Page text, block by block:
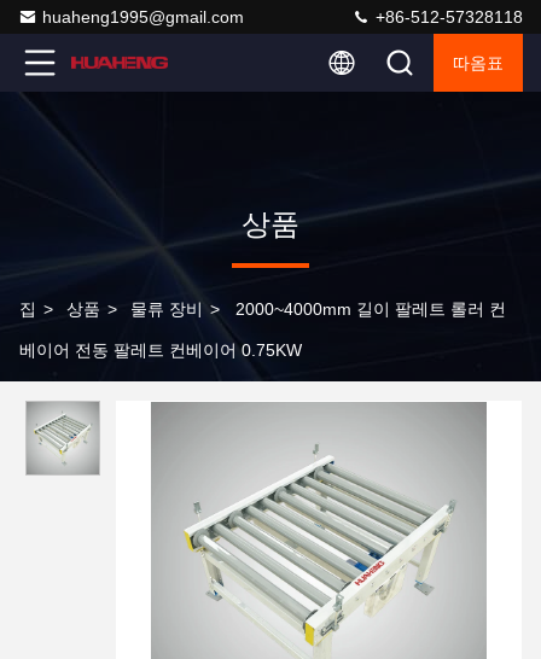
huaheng1995@gmail.com +86-512-57328118
따옴표
상품
집 > 상품 > 물류 장비 > 2000~4000mm 길이 팔레트 롤러 컨
베이어 전동 팔레트 컨베이어 0.75KW